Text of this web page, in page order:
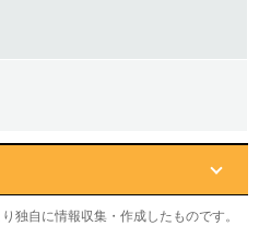
独自に情報収集・作成したものです。